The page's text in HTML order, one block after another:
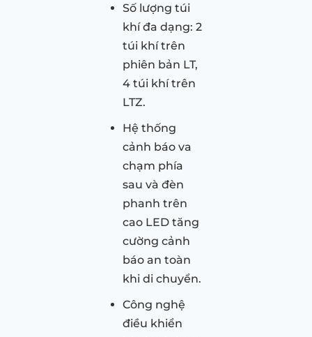
Số lượng túi
khí đa dạng: 2
túi khí trên
phiên bản LT,
4 túi khí trên
LTZ.
Hệ thống
cảnh báo va
chạm phía
sau và đèn
phanh trên
cao LED tăng
cường cảnh
báo an toàn
khi di chuyển.
Công nghệ
điều khiển